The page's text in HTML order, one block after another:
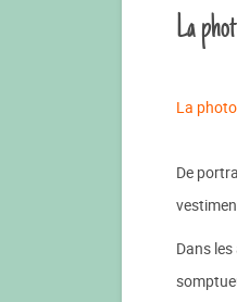
La
La
De
Dans